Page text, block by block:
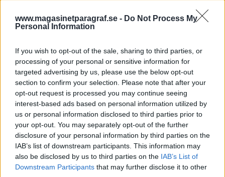
www.magasinetparagraf.se - Do Not Process My
Personal Information
If you wish to opt-out of the sale, sharing to third parties, or
processing of your personal or sensitive information for
targeted advertising by us, please use the below opt-out
section to confirm your selection. Please note that after your
opt-out request is processed you may continue seeing
interest-based ads based on personal information utilized by
us or personal information disclosed to third parties prior to
your opt-out. You may separately opt-out of the further
disclosure of your personal information by third parties on the
IAB’s list of downstream participants. This information may
also be disclosed by us to third parties on the IAB’s List of
Downstream Participants that may further disclose it to other
högvakt spetsades av sin egen bajonett i
huvudet. Han fick livshotande skador, men
Socialtjänstchef hade relation med
gängledare.En kvinnlig chef på socialtjänsten i
Södertälje hade en relation med en ledare i det
kriminella nätverket Foxtrot, rapporterar
Länstidningen.
Kvinnan ansvarade för att placera barn och
ungdomar på HVB- och familjehem. Samtidigt
har mannen haft ledande roller i flera bolag som
tagit emot familjehemsplacerade ungdomar.